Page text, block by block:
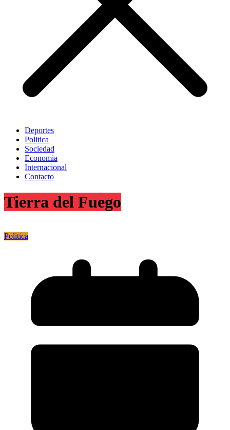
Deportes
Politica
Sociedad
Economia
Internacional
Contacto
Tierra del Fuego
Politica